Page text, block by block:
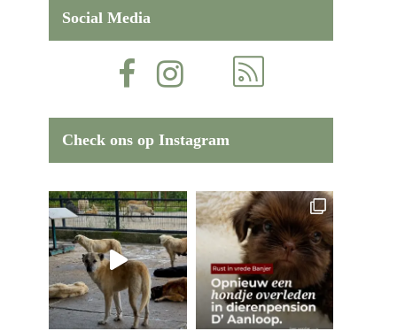
Social Media
Check ons op Instagram